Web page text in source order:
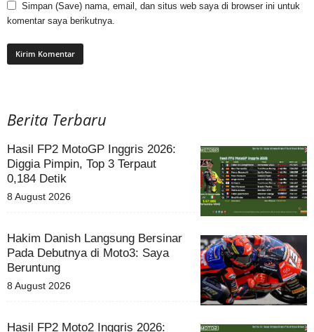
Simpan (Save) nama, email, dan situs web saya di browser ini untuk
komentar saya berikutnya.
Berita Terbaru
Hasil FP2 MotoGP Inggris 2026:
Diggia Pimpin, Top 3 Terpaut
0,184 Detik
8 August 2026
Hakim Danish Langsung Bersinar
Pada Debutnya di Moto3: Saya
Beruntung
8 August 2026
Hasil FP2 Moto2 Inggris 2026: